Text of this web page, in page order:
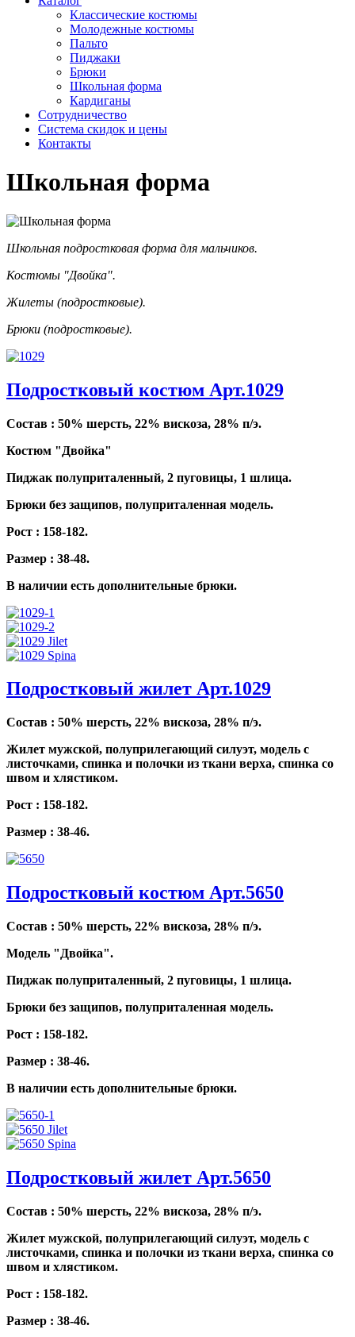
Классические костюмы
Молодежные костюмы
Пальто
Пиджаки
Брюки
Школьная форма
Кардиганы
Сотрудничество
Система скидок и цены
Контакты
Школьная форма
Школьная подростковая форма для мальчиков.
Костюмы "Двойка".
Жилеты (подростковые).
Брюки (подростковые).
Подростковый костюм Арт.1029
Состав : 50% шерсть, 22% вискоза, 28% п/э.
Костюм "Двойка"
Пиджак полуприталенный, 2 пуговицы, 1 шлица.
Брюки без защипов, полуприталенная модель.
Рост : 158-182.
Размер : 38-48.
В наличии есть дополнительные брюки.
Подростковый жилет Арт.1029
Состав : 50% шерсть, 22% вискоза, 28% п/э.
Жилет мужской, полуприлегающий силуэт, модель с
листочками, спинка и полочки из ткани верха, спинка со
швом и хлястиком.
Рост : 158-182.
Размер : 38-46.
Подростковый костюм Арт.5650
Состав : 50% шерсть, 22% вискоза, 28% п/э.
Модель "Двойка".
Пиджак полуприталенный, 2 пуговицы, 1 шлица.
Брюки без защипов, полуприталенная модель.
Рост : 158-182.
Размер : 38-46.
В наличии есть дополнительные брюки.
Подростковый жилет Арт.5650
Состав : 50% шерсть, 22% вискоза, 28% п/э.
Жилет мужской, полуприлегающий силуэт, модель с
листочками, спинка и полочки из ткани верха, спинка со
швом и хлястиком.
Рост : 158-182.
Размер : 38-46.